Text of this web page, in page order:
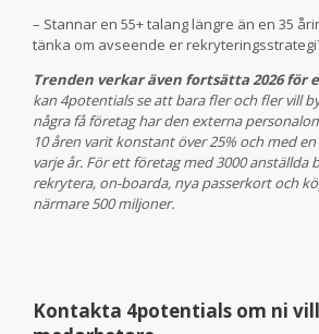
– Stannar en 55+ talang längre än en 35
tänka om avseende er
Trenden verkar även fortsätta 2026 för
kan 4potentials se att bara fler och fler vill
några få företag har den externa
10 åren varit konstant över 25% och med
varje år. För ett företag med 3000 anställda
rekrytera, on-boarda, nya passerkort och
närmare 500 miljoner.
Kontakta 4potentials om ni